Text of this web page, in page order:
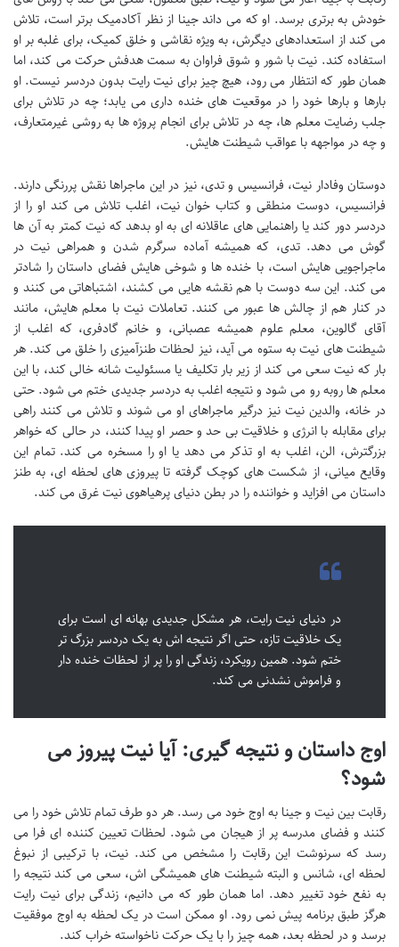
خودش به برتری برسد. او که می داند جینا از نظر آکادمیک برتر است، تلاش
می کند از استعدادهای دیگرش، به ویژه نقاشی و خلق کمیک، برای غلبه بر او
استفاده کند. نیت با شور و شوق فراوان به سمت هدفش حرکت می کند، اما
همان طور که انتظار می رود، هیچ چیز برای نیت رایت بدون دردسر نیست. او
بارها و بارها خود را در موقعیت های خنده داری می یابد؛ چه در تلاش برای
جلب رضایت معلم ها، چه در تلاش برای انجام پروژه ها به روشی غیرمتعارف،
و چه در مواجهه با عواقب شیطنت هایش.
دوستان وفادار نیت، فرانسیس و تدی، نیز در این ماجراها نقش پررنگی دارند.
فرانسیس، دوست منطقی و کتاب خوان نیت، اغلب تلاش می کند او را از
دردسر دور کند یا راهنمایی های عاقلانه ای به او بدهد که نیت کمتر به آن ها
گوش می دهد. تدی، که همیشه آماده سرگرم شدن و همراهی نیت در
ماجراجویی هایش است، با خنده ها و شوخی هایش فضای داستان را شادتر
می کند. این سه دوست با هم نقشه هایی می کشند، اشتباهاتی می کنند و
در کنار هم از چالش ها عبور می کنند. تعاملات نیت با معلم هایش، مانند
آقای گالوین، معلم علوم همیشه عصبانی، و خانم گادفری، که اغلب از
شیطنت های نیت به ستوه می آید، نیز لحظات طنزآمیزی را خلق می کند. هر
بار که نیت سعی می کند از زیر بار تکلیف یا مسئولیت شانه خالی کند، با این
معلم ها روبه رو می شود و نتیجه اغلب به دردسر جدیدی ختم می شود. حتی
در خانه، والدین نیت نیز درگیر ماجراهای او می شوند و تلاش می کنند راهی
برای مقابله با انرژی و خلاقیت بی حد و حصر او پیدا کنند، در حالی که خواهر
بزرگترش، الن، اغلب به او تذکر می دهد یا او را مسخره می کند. تمام این
وقایع میانی، از شکست های کوچک گرفته تا پیروزی های لحظه ای، به طنز
داستان می افزاید و خواننده را در بطن دنیای پرهیاهوی نیت غرق می کند.
در دنیای نیت رایت، هر مشکل جدیدی بهانه ای است برای
یک خلاقیت تازه، حتی اگر نتیجه اش به یک دردسر بزرگ تر
ختم شود. همین رویکرد، زندگی او را پر از لحظات خنده دار
و فراموش نشدنی می کند.
اوج داستان و نتیجه گیری: آیا نیت پیروز می
شود؟
رقابت بین نیت و جینا به اوج خود می رسد. هر دو طرف تمام تلاش خود را می
کنند و فضای مدرسه پر از هیجان می شود. لحظات تعیین کننده ای فرا می
رسد که سرنوشت این رقابت را مشخص می کند. نیت، با ترکیبی از نبوغ
لحظه ای، شانس و البته شیطنت های همیشگی اش، سعی می کند نتیجه را
به نفع خود تغییر دهد. اما همان طور که می دانیم، زندگی برای نیت رایت
هرگز طبق برنامه پیش نمی رود. او ممکن است در یک لحظه به اوج موفقیت
برسد و در لحظه بعد، همه چیز را با یک حرکت ناخواسته خراب کند.